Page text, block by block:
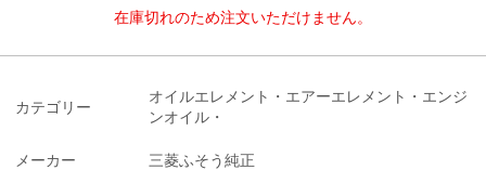
在庫切れのため注文いただけません。
カテゴリー
オイルエレメント・エアーエレメント・エンジ
ンオイル・
メーカー 三菱ふそう純正